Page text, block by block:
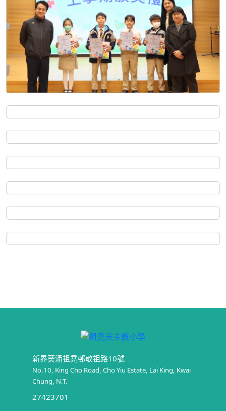
新界葵涌祖堯邨敬祖路10號
No.10, King Cho Road, Cho Yiu Estate, Lai King, Kwai
Chung, N.T.
27423701